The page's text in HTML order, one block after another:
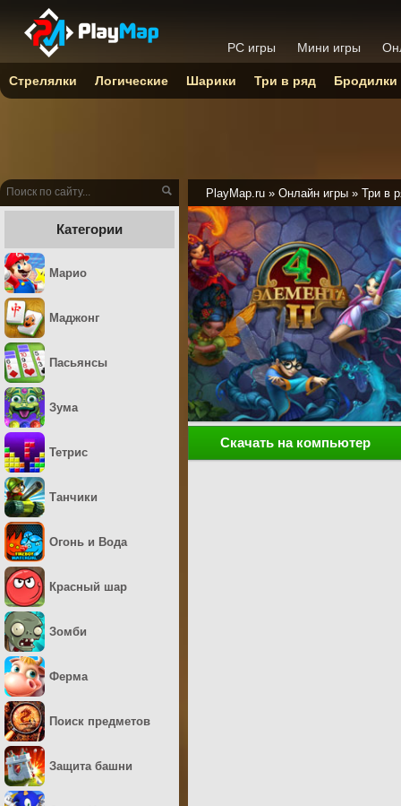
PlayMap.ru » Онлайн игры » Три в
Скачать на компьютер
Категории
Марио
Маджонг
Пасьянсы
Зума
Тетрис
Танчики
Огонь и Вода
Красный шар
Зомби
Ферма
Поиск предметов
Защита башни
PC игры Мини игры
Стрелялки Логические Шарики Три в ряд Бродилки